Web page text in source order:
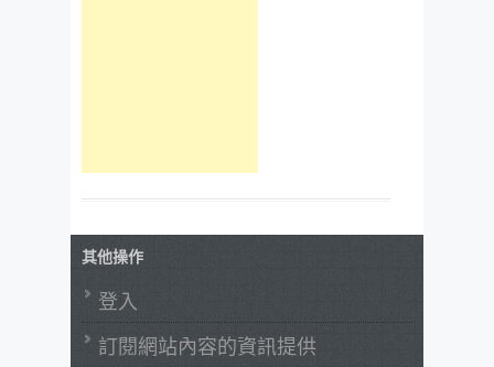
其他操作
登入
訂閱網站內容的資訊提供